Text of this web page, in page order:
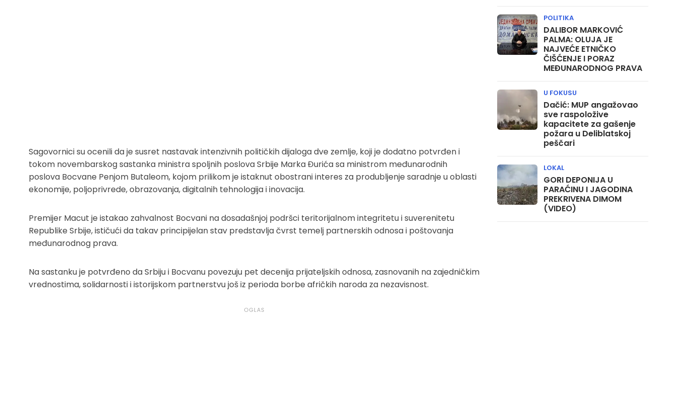
Sagovornici su ocenili da je susret nastavak intenzivnih političkih dijaloga dve zemlje, koji je dodatno potvrđen i
tokom novembarskog sastanka ministra spoljnih poslova Srbije Marka Đurića sa ministrom međunarodnih
poslova Bocvane Penjom Butaleom, kojom prilikom je istaknut obostrani interes za produbljenje saradnje u oblasti
ekonomije, poljoprivrede, obrazovanja, digitalnih tehnologija i inovacija.
Premijer Macut je istakao zahvalnost Bocvani na dosadašnjoj podršci teritorijalnom integritetu i suverenitetu
Republike Srbije, ističući da takav principijelan stav predstavlja čvrst temelj partnerskih odnosa i poštovanja
međunarodnog prava.
Na sastanku je potvrđeno da Srbiju i Bocvanu povezuju pet decenija prijateljskih odnosa, zasnovanih na zajedničkim
vrednostima, solidarnosti i istorijskom partnerstvu još iz perioda borbe afričkih naroda za nezavisnost.
DALIBOR MARKOVIĆ
PALMA: OLUJA JE
NAJVEĆE ETNIČKO
ČIŠĆENJE I PORAZ
MEĐUNARODNOG PRAVA
POLITIKA
Dačić: MUP angažovao
sve raspoložive
kapacitete za gašenje
požara u Deliblatskoj
peščari
U FOKUSU
GORI DEPONIJA U
PARAĆINU I JAGODINA
PREKRIVENA DIMOM
(VIDEO)
LOKAL